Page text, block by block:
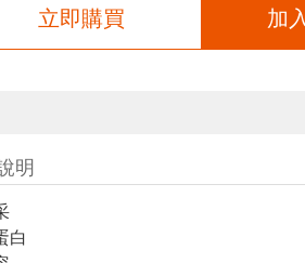
立即購買 加
明
白